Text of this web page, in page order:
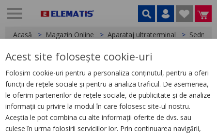
Acasă Magazin Online Aparataj ultraterminal Sedna
< Sedna
Sedna Design, Intrerupator cu
revenire indicator luminos cu
simbol lumina, bej
Acest site folosește cookie-uri
Folosim cookie-uri pentru a personaliza conținutul, pentru a oferi
funcții de rețele sociale și pentru a analiza traficul. De asemenea,
le oferim partenerilor de rețele sociale, de publicitate și de analize
informații cu privire la modul în care folosesc site-ul nostru.
Aceștia le pot combina cu alte informații oferite de dvs. sau
culese în urma folosirii serviciilor lor. Prin continuarea navigării,